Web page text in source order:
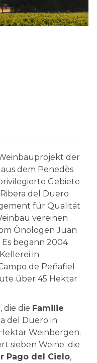
der
dem Penedès
Gebiete
del Duero
für Qualität
vereinen
Önologen Juan
begann 2004
in
de Peñafiel
über 45 Hektar
die die Familie
del Duero in
Weinbergen.
sieben Weine: die
Pago del Cielo,